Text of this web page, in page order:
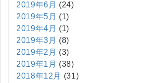
2019年6月 (24)
2019年5月 (1)
2019年4月 (1)
2019年3月 (8)
2019年2月 (3)
2019年1月 (38)
2018年12月
(31)